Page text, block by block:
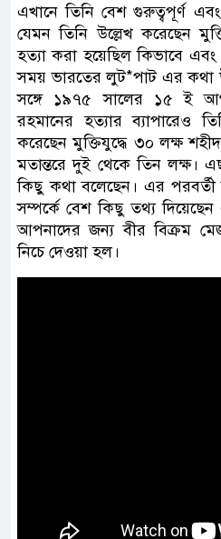
এখানে তিনি বেশ গুরুত্বপূর্ণ
যেমন তিনি উল্লেখ করেছেন
হত্যা করা হয়েছিল কিভাবে এবং
সময় ভারতের লুট*পাট এর কথা
সঙ্গে ১৯৭৫ সালের ১৫ ই
রহমানের হত্যার ব্যাপারেও
করেছেন মুক্তিযুদ্ধে ৩০ লক্ষ
মতান্তরে দুই থেকে তিন লক্ষ।
কিছু কথা বলেছেন। এর পরবর্তী
সম্পর্কে বেশ কিছু তথ্য
আপনাদের জন্য বীর বিক্রম
নিচে দেওয়া হল।